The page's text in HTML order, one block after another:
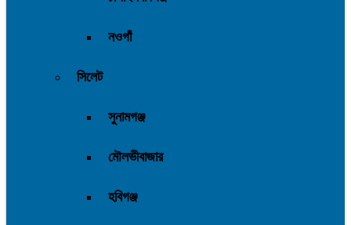
নওগাঁ
সিলেট
সুনামগঞ্জ
মৌলভীবাজার
হবিগঞ্জ